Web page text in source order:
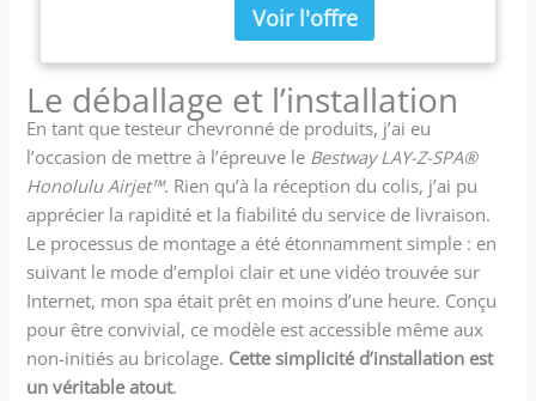
relaxation. Technologies : Le
matériau DuraPlus est
soumis à des tests de
résistance pour offrir une
durée de vie supérieure et
conserve sa forme quel que
soit le nombre de gonflages
et dégonflages. Système
Freeze Shield : La fonction de
chauffage automatique
Freeze Shield protège la
pompe et le liner des
dommages causés par le gel.
Diffuseur ChemConnect : Le
diffuseur de chlore
Le déballage et l’installation
En tant que testeur chevronné de produits, j’ai eu
l’occasion de mettre à l’épreuve le Bestway LAY-Z-SPA®
Honolulu Airjet™. Rien qu’à la réception du colis, j’ai pu
apprécier la rapidité et la fiabilité du service de livraison.
Le processus de montage a été étonnamment simple : en
suivant le mode d’emploi clair et une vidéo trouvée sur
Internet, mon spa était prêt en moins d’une heure. Conçu
pour être convivial, ce modèle est accessible même aux
non-initiés au bricolage. Cette simplicité d’installation est
un véritable atout.